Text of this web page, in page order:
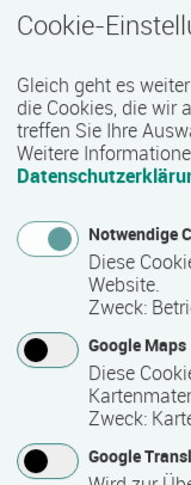
keine
Zeitmuster
Vollzeit
Lehr- und Lernform
E-Learning
Abschlussart
Cookie-
Gleich geht es
die Cookies, die wir
treffen Sie Ihre
Weitere
Notwendige
Diese
Website.
Zweck:
Google Maps
Diese
Zweck:
Google